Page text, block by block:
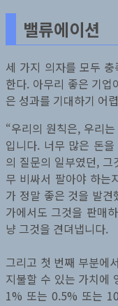
밸류에이션
세 가지 의자를 모두
한다. 아무리 좋은 기
은 성과를 기대하기 어
“우리의 원칙은, 우리
입니다. 너무 많은 돈
의 질문의 일부였던,
무 비싸서 팔아야 하는
가 정말 좋은 것을 발
가에서도 그것을 판매
냥 그것을 견뎌냅니다.
그리고 첫 번째 부분에
지불할 수 있는 가치에
1% 또는 0.5% 또는